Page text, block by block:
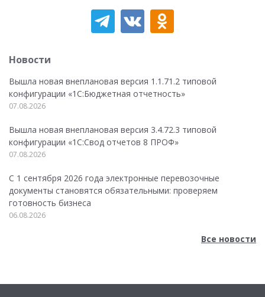
Новости
Вышла новая внеплановая версия 1.1.71.2 типовой
конфигурации «1C:Бюджетная отчетность»
07.08.2026
Вышла новая внеплановая версия 3.4.72.3 типовой
конфигурации «1C:Свод отчетов 8 ПРОФ»
07.08.2026
С 1 сентября 2026 года электронные перевозочные
документы становятся обязательными: проверяем
готовность бизнеса
06.08.2026
Все новости